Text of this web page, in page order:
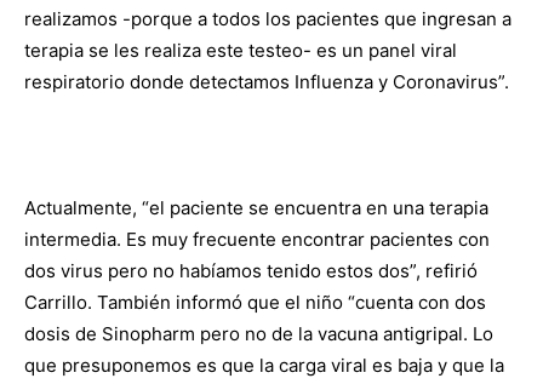
realizamos -porque a todos los pacientes que ingresan a
terapia se les realiza este testeo- es un panel viral
respiratorio donde detectamos Influenza y Coronavirus”.
Actualmente, “el paciente se encuentra en una terapia
intermedia. Es muy frecuente encontrar pacientes con
dos virus pero no habíamos tenido estos dos”, refirió
Carrillo. También informó que el niño “cuenta con dos
dosis de Sinopharm pero no de la vacuna antigripal. Lo
que presuponemos es que la carga viral es baja y que la